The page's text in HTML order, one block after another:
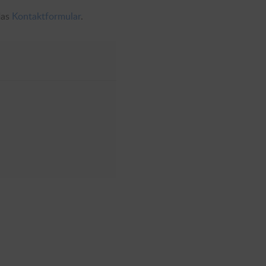
Kontaktformular.